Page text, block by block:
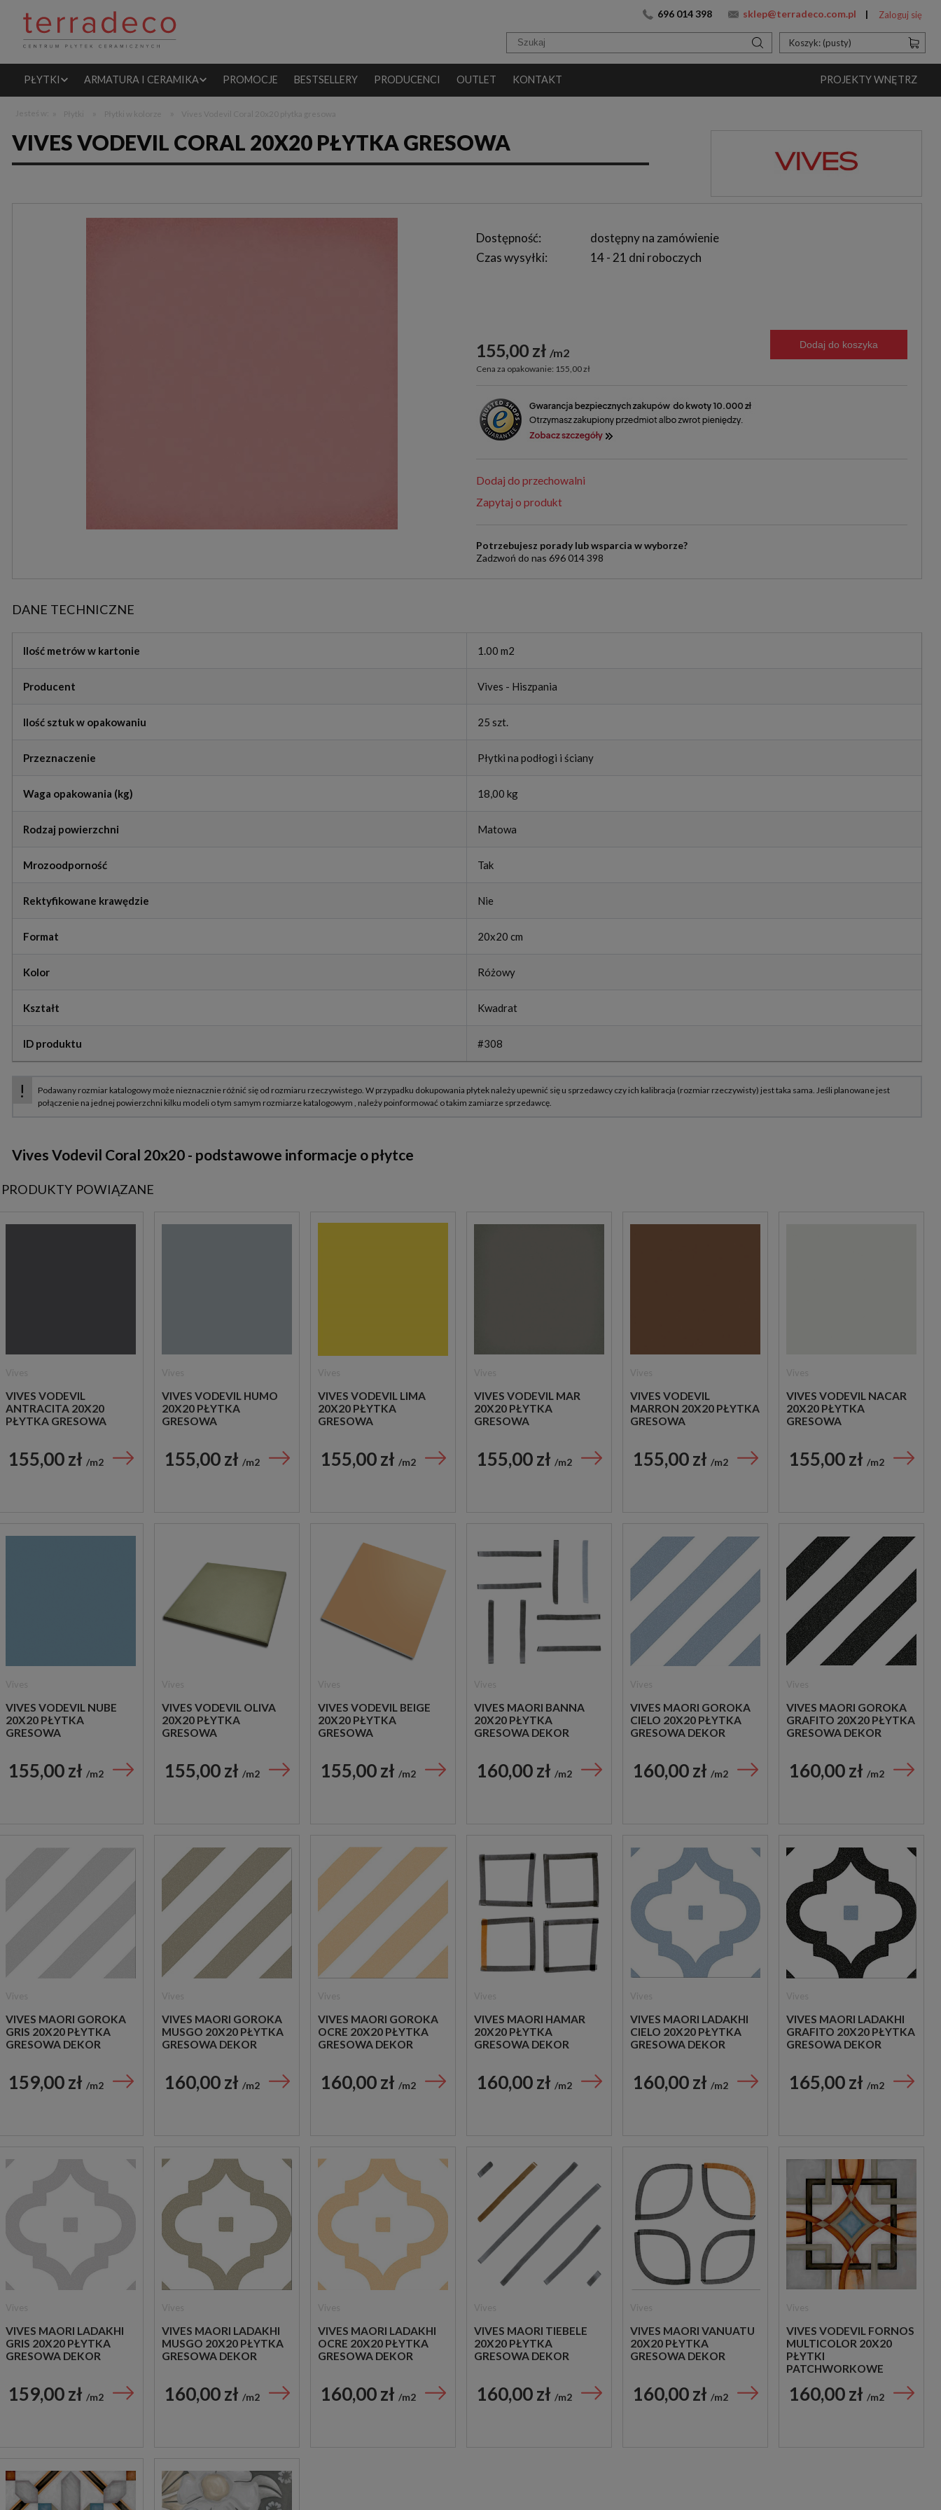
696 014 398 sklep@terradeco.com.pl Zaloguj się
Koszyk: (pusty)
PŁYTKI ARMATURA I CERAMIKA PROMOCJE BESTSELLERY PRODUCENCI OUTLET KONTAKT PROJEKTY WNĘTRZ
VIVES VODEVIL CORAL 20X20 PŁYTKA GRESOWA
Dostępność:
dostępny na zamówienie
Czas wysyłki:
14 - 21 dni roboczych
155,00 zł m2
Cena za opakowanie: 155,00 zł
Dodaj do koszyka
Dodaj do przechowalni
Zapytaj o produkt
Potrzebujesz porady lub wsparcia w wyborze?
Zadzwoń do nas 696 014 398
DANE TECHNICZNE
Ilość metrów w kartonie 1.00 m2
Producent Vives - Hiszpania
Ilość sztuk w opakowaniu 25 szt.
Przeznaczenie Płytki na podłogi i ściany
Waga opakowania (kg) 18,00 kg
Rodzaj powierzchni Matowa
Mrozoodporność Tak
Rektyfikowane krawędzie Nie
Format 20x20 cm
Kolor Różowy
Kształt Kwadrat
ID produktu #308
Vives Vodevil Coral 20x20 - podstawowe informacje o płytce
PRODUKTY POWIĄZANE
VIVES VODEVIL
ANTRACITA 20X20
PŁYTKA GRESOWA
155,00 zł m2
VIVES VODEVIL HUMO
20X20 PŁYTKA
GRESOWA
155,00 zł m2
VIVES VODEVIL LIMA
20X20 PŁYTKA
GRESOWA
155,00 zł m2
VIVES VODEVIL MAR
20X20 PŁYTKA
GRESOWA
155,00 zł m2
VIVES VODEVIL
MARRON 20X20 PŁYTKA
GRESOWA
155,00 zł m2
VIVES VODEVIL NACAR
20X20 PŁYTKA
GRESOWA
155,00 zł m2
VIVES VODEVIL NUBE
20X20 PŁYTKA
GRESOWA
155,00 zł m2
VIVES VODEVIL OLIVA
20X20 PŁYTKA
GRESOWA
155,00 zł m2
VIVES VODEVIL BEIGE
20X20 PŁYTKA
GRESOWA
155,00 zł m2
VIVES MAORI BANNA
20X20 PŁYTKA
GRESOWA DEKOR
160,00 zł m2
VIVES MAORI GOROKA
CIELO 20X20 PŁYTKA
GRESOWA DEKOR
160,00 zł m2
VIVES MAORI GOROKA
GRAFITO 20X20 PŁYTKA
GRESOWA DEKOR
160,00 zł m2
VIVES MAORI GOROKA
GRIS 20X20 PŁYTKA
GRESOWA DEKOR
159,00 zł m2
VIVES MAORI GOROKA
MUSGO 20X20 PŁYTKA
GRESOWA DEKOR
160,00 zł m2
VIVES MAORI GOROKA
OCRE 20X20 PŁYTKA
GRESOWA DEKOR
160,00 zł m2
VIVES MAORI HAMAR
20X20 PŁYTKA
GRESOWA DEKOR
160,00 zł m2
VIVES MAORI LADAKHI
CIELO 20X20 PŁYTKA
GRESOWA DEKOR
160,00 zł m2
VIVES MAORI LADAKHI
GRAFITO 20X20 PŁYTKA
GRESOWA DEKOR
165,00 zł m2
VIVES MAORI LADAKHI
GRIS 20X20 PŁYTKA
GRESOWA DEKOR
159,00 zł m2
VIVES MAORI LADAKHI
MUSGO 20X20 PŁYTKA
GRESOWA DEKOR
160,00 zł m2
VIVES MAORI LADAKHI
OCRE 20X20 PŁYTKA
GRESOWA DEKOR
160,00 zł m2
VIVES MAORI TIEBELE
20X20 PŁYTKA
GRESOWA DEKOR
160,00 zł m2
VIVES MAORI VANUATU
20X20 PŁYTKA
GRESOWA DEKOR
160,00 zł m2
VIVES VODEVIL FORNOS
MULTICOLOR 20X20
PŁYTKI
PATCHWORKOWE
160,00 zł m2